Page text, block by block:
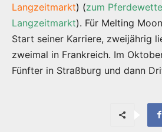
Langzeitmarkt) (zum
Langzeitmarkt). Für Melting
Start seiner Karriere, zweijährig
zweimal in Frankreich. Im
Fünfter in Straßburg und dann